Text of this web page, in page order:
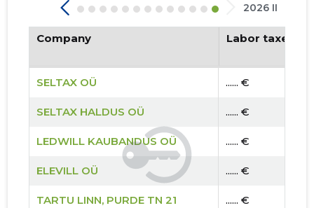
2026 II
Company Labor taxes
SELTAX OÜ ...... €
SELTAX HALDUS OÜ ...... €
LEDWILL KAUBANDUS OÜ ...... €
ELEVILL OÜ ...... €
TARTU LINN, PURDE TN 21
...... €